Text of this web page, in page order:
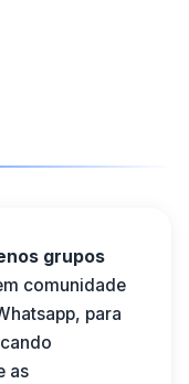
grupos
comunidade
para
as